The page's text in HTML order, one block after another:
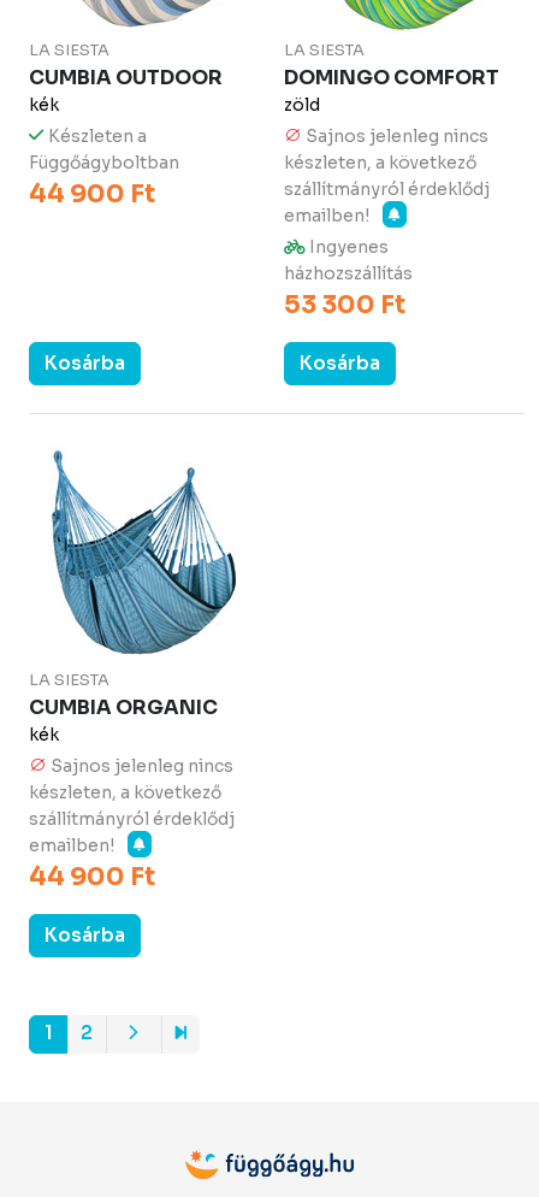
LA SIESTA
CUMBIA OUTDOOR
kék
Készleten a
Függőágyboltban
44 900 Ft
Kosárba
LA SIESTA
DOMINGO COMFORT
zöld
Sajnos jelenleg nincs
készleten, a következő
szállítmányról érdeklődj
emailben!
Ingyenes
házhozszállítás
53 300 Ft
Kosárba
LA SIESTA
CUMBIA ORGANIC
kék
Sajnos jelenleg nincs
készleten, a következő
szállítmányról érdeklődj
emailben!
44 900 Ft
Kosárba
1 2